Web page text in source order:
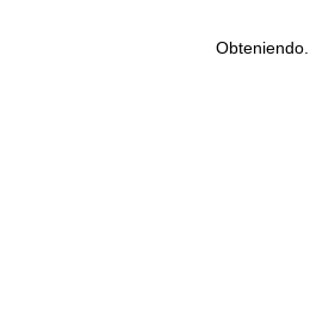
Obteniendo...